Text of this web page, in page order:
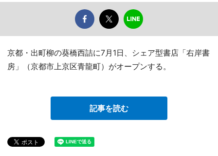
京都・出町柳の葵橋西詰に7月1日、シェア型書店「右岸書
房」（京都市上京区青龍町）がオープンする。
記事を読む